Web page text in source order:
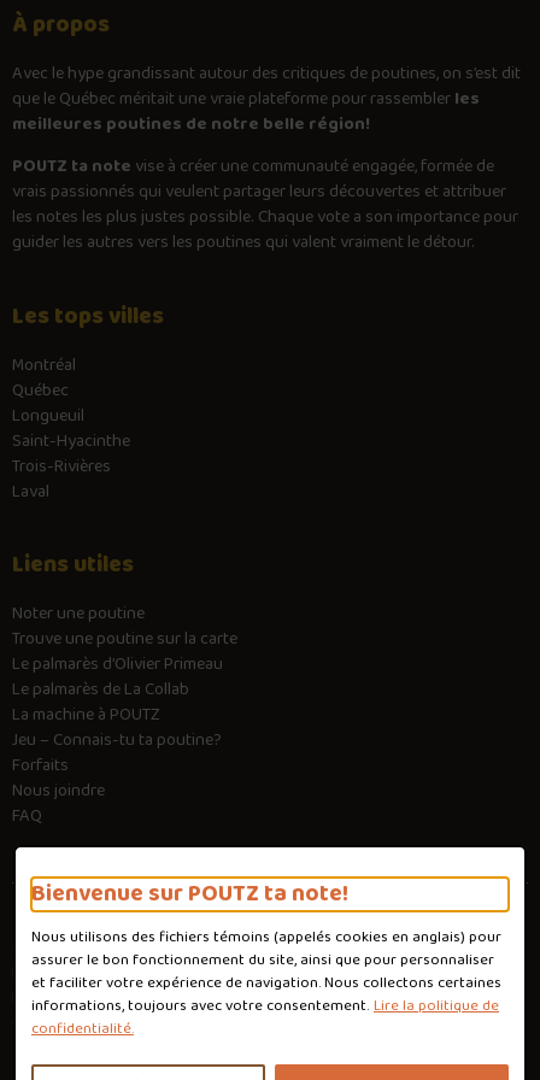
Bienvenue sur POUTZ ta note!
Nous utilisons des fichiers témoins (appelés cookies en anglais) pour
assurer le bon fonctionnement du site, ainsi que pour personnaliser
et faciliter votre expérience de navigation. Nous collectons certaines
informations, toujours avec votre consentement.Lire la politique de
confidentialité.
À propos
Avec lehypegrandissant autour des critiques de poutines, on s’est dit
que le Québec méritait une vraie plateforme pour rassemblerles
meilleures poutines de notre belle région!
POUTZ ta note vise à créer une communauté engagée, formée de
vrais passionnés qui veulent partager leurs découvertes et attribuer
les notes les plus justes possible. Chaque vote a son importance pour
guider les autres vers les poutines qui valent vraiment le détour.
Les tops villes
Montréal
Québec
Longueuil
Saint-Hyacinthe
Trois-Rivières
Laval
Liens utiles
Noter une poutine
Trouve une poutine sur la carte
Le palmarès d’Olivier Primeau
Le palmarès de La Collab
La machine à POUTZ
Jeu – Connais-tu ta poutine?
Forfaits
Nous joindre
FAQ
Conditions d'utilisation
Politique de confidentialité
Personnaliser les cookies
Conception :Ekloweb